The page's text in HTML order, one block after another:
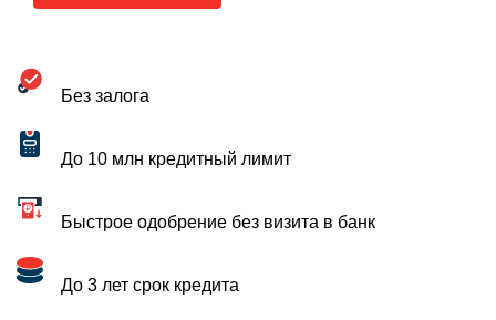
Без залога
До 10 млн кредитный лимит
Быстрое одобрение без визита в банк
До 3 лет срок кредита